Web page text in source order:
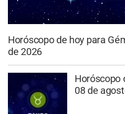
Horóscopo de hoy para
de 2026
Horóscopo
08 de